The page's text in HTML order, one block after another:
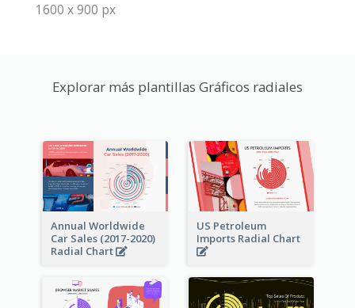
1600 x 900 px
Explorar más plantillas Gráficos radiales
Annual Worldwide
Car Sales (2017-2020)
Radial Chart
US Petroleum
Imports Radial Chart